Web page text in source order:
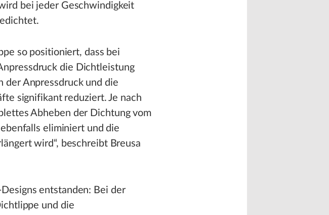
bei jeder Geschwindigkeit
so positioniert, dass bei
die Dichtleistung
der Anpressdruck und die
signifikant reduziert. Je nach
Abheben der Dichtung vom
eliminiert und die
wird“, beschreibt Breusa
entstanden: Bei der
und die